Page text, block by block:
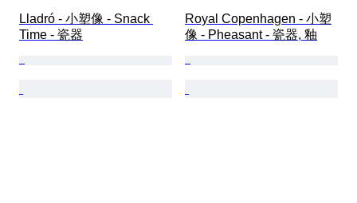
Lladró - 小塑像 - Snack
Time - 瓷器
Royal Copenhagen - 小塑
像 - Pheasant - 瓷器, 釉